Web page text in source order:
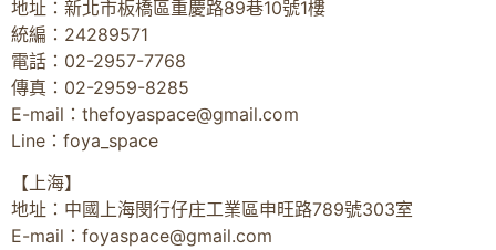
地址：新北市板橋區重慶路89巷10號1樓
統編：24289571
電話：02-2957-7768
傳真：02-2959-8285
E-mail： thefoyaspace@gmail.com
Line：foya_space
【上海】
地址：中國上海閔行仔庄工業區申旺路789號303室
E-mail： foyaspace@gmail.com